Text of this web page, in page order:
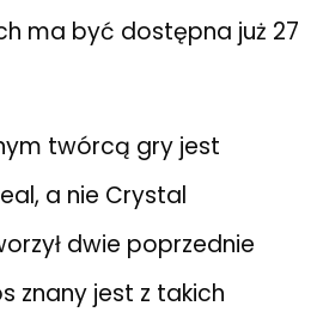
ma być dostępna już 27
twórcą gry jest
a nie Crystal
dwie poprzednie
znany jest z takich